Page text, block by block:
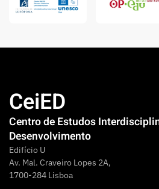
CeiED
Centro de Estudos
Desenvolvimento
Edifício U
Av. Mal. Craveiro Lopes 2A,
1700-284 Lisboa